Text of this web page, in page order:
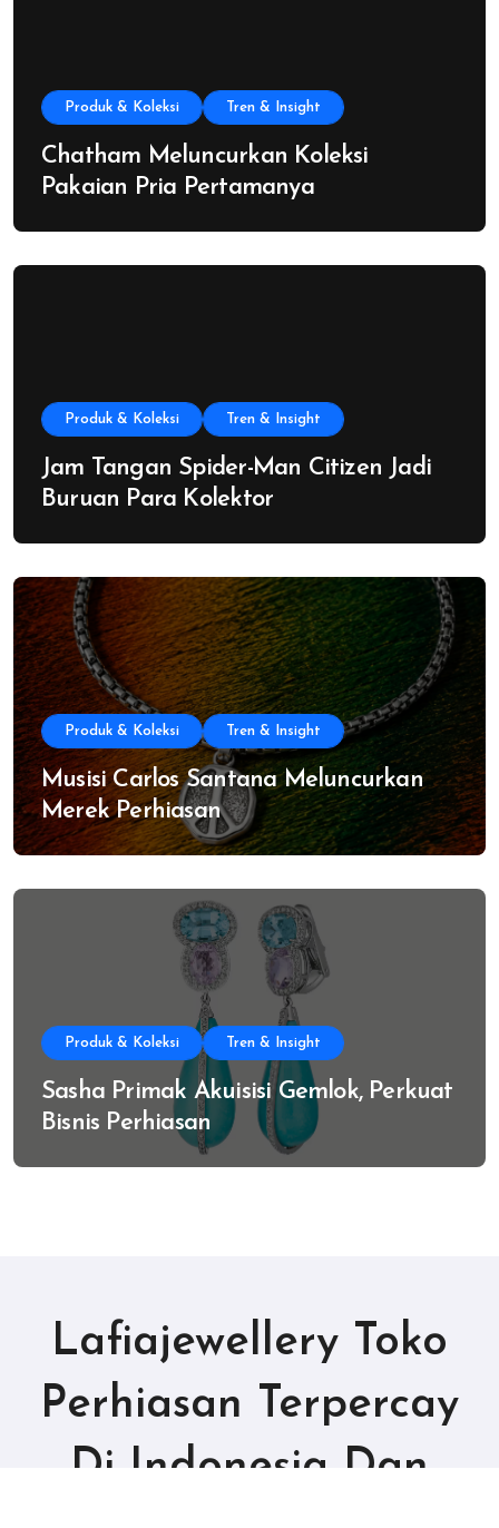
Produk & Koleksi Tren & Insight
Chatham Meluncurkan Koleksi
Pakaian Pria Pertamanya
Produk & Koleksi Tren & Insight
Jam Tangan Spider-Man Citizen Jadi
Buruan Para Kolektor
Produk & Koleksi Tren & Insight
Musisi Carlos Santana Meluncurkan
Merek Perhiasan
Produk & Koleksi Tren & Insight
Sasha Primak Akuisisi Gemlok, Perkuat
Bisnis Perhiasan
Lafiajewellery Toko
Perhiasan Terpercay
Di Indonesia Dan